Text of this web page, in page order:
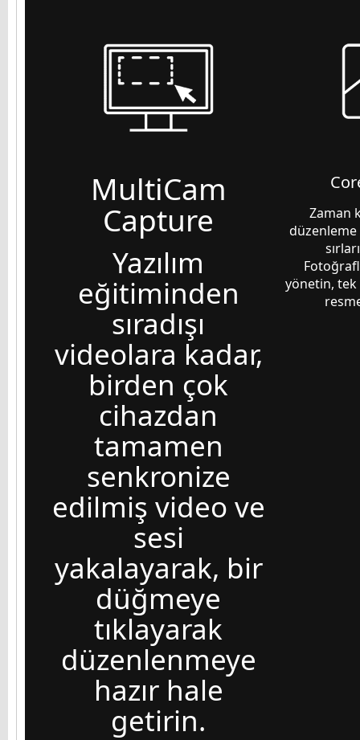
MultiCam
Capture
Yazılım
eğitiminden
sıradışı
videolara kadar,
birden çok
cihazdan
tamamen
senkronize
edilmiş video ve
sesi
yakalayarak, bir
düğmeye
tıklayarak
düzenlenmeye
hazır hale
getirin.
Zaman
düzenleme
yönetin,